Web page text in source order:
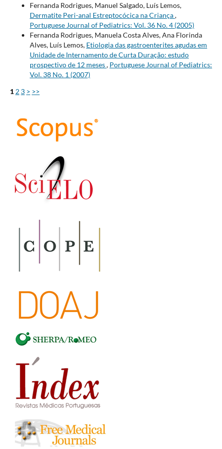
Fernanda Rodrigues, Manuel Salgado, Luís Lemos,
Dermatite Peri-anal Estreptocócica na Criança,
Portuguese Journal of Pediatrics: Vol. 36 No. 4 (2005)
Fernanda Rodrigues, Manuela Costa Alves, Ana Florinda
Alves, Luís Lemos, Etiologia das gastroenterites agudas em
Unidade de Internamento de Curta Duração: estudo
prospectivo de 12 meses, Portuguese Journal of Pediatrics:
Vol. 38 No. 1 (2007)
1 2 3 > >>